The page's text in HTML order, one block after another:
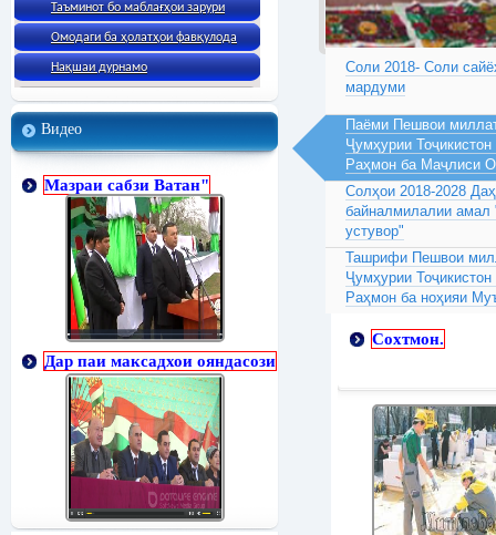
Таъминот бо маблағҳои зарури
Омодаги ба ҳолатҳои фавқулода
Нақшаи дурнамо
Видео
Мазраи сабзи Ватан"
Дар паи максадхои ояндасози
Соли 2018- Соли
мардуми
Паёми Пешвои
Ҷумҳурии
Раҳмон ба Маҷлиси
Солҳои 2018-2028
байналмилалии
устувор"
Ташрифи Пешвои
Ҷумҳурии
Раҳмон ба ноҳияи
Сохтмон.